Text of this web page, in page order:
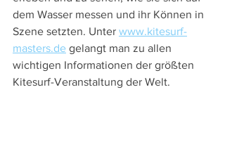
dem Wasser messen und ihr Können in
Szene setzten. Unter www.kitesurf-
masters.de gelangt man zu allen
wichtigen Informationen der größten
Kitesurf-Veranstaltung der Welt.